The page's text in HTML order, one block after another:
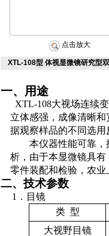
点击放大
XTL-108型 体视显微镜研究型
一、用途
XTL-108大视场连续
立体感强，成像清晰
据观察样品的不同选
本仪器性能可靠
析，由于本显微镜具有
零件装配和检验，农
二、技术参数
1 ．目镜
类 型
大视野目镜